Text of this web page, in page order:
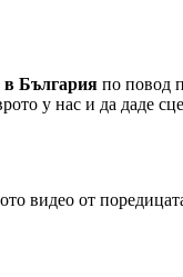
в България по повод
у нас и да даде
видео от